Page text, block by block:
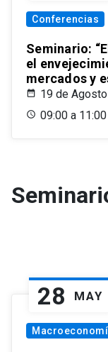
Conferencias
Seminario:
el
mercados y
19 de
09:00 a
28 MAY